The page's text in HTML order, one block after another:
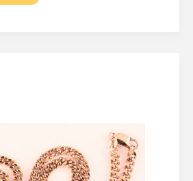
e-postadress nedan